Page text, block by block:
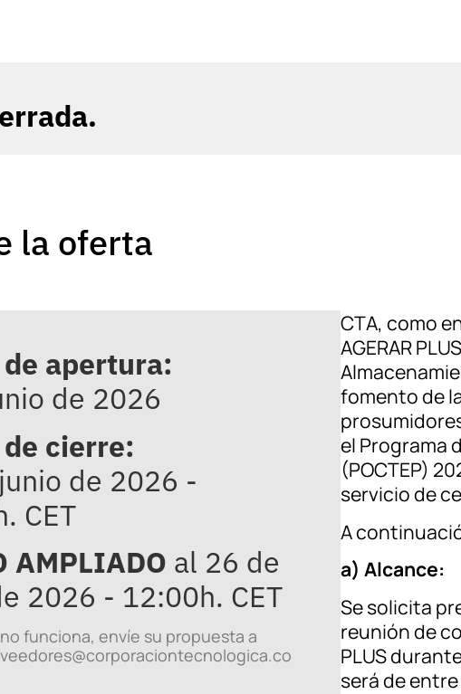
la oferta
de apertura:
de 2026
cierre:
de 2026 -
CET
AMPLIADO al 26 de
2026 - 12:00h. CET
funciona, envíe su propuesta a
CTA, como
AGERAR
fomento de
el Programa
(POCTEP)
servicio de
A
a) Alcance:
Se solicita
reunión de
PLUS
será de